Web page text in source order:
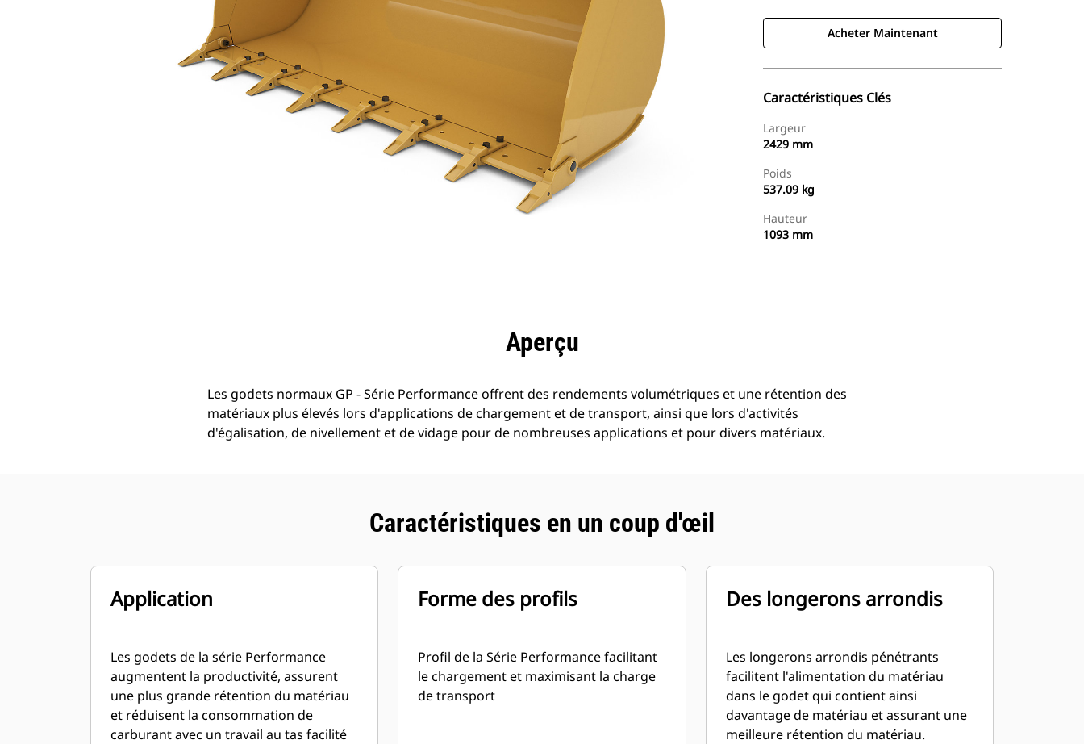
Acheter Maintenant
Caractéristiques Clés
Largeur
2429 mm
Poids
537.09 kg
Hauteur
1093 mm
Aperçu
Les godets normaux GP - Série Performance offrent des rendements volumétriques et une rétention des
matériaux plus élevés lors d'applications de chargement et de transport, ainsi que lors d'activités
d'égalisation, de nivellement et de vidage pour de nombreuses applications et pour divers matériaux.
Caractéristiques en un coup d'œil
Application
Les godets de la série Performance
augmentent la productivité, assurent
une plus grande rétention du matériau
et réduisent la consommation de
carburant avec un travail au tas facilité
Forme des profils
Profil de la Série Performance facilitant
le chargement et maximisant la charge
de transport
Des longerons arrondis
Les longerons arrondis pénétrants
facilitent l'alimentation du matériau
dans le godet qui contient ainsi
davantage de matériau et assurant une
meilleure rétention du matériau.